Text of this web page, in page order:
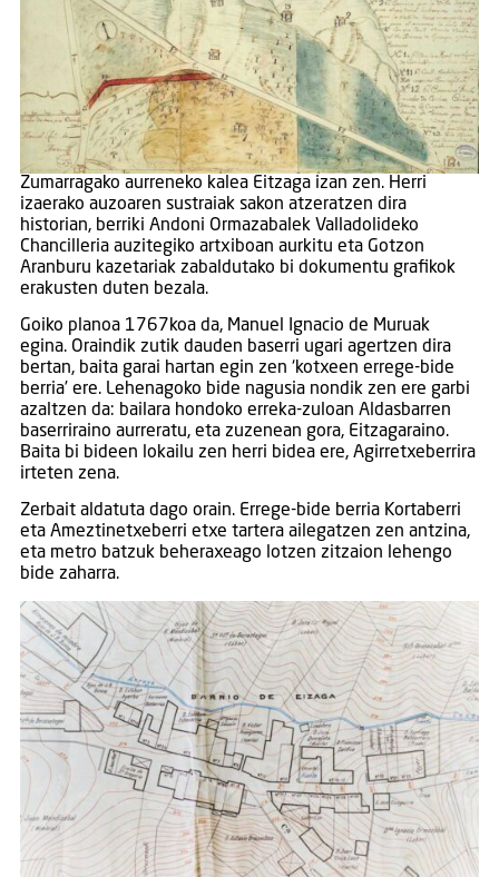
Zumarragako aurreneko kalea Eitzaga izan zen. Herri
izaerako auzoaren sustraiak sakon atzeratzen dira
historian, berriki Andoni Ormazabalek Valladolideko
Chancilleria auzitegiko artxiboan aurkitu eta Gotzon
Aranburu kazetariak zabaldutako bi dokumentu grafikok
erakusten duten bezala.
Goiko planoa 1767koa da, Manuel Ignacio de Muruak
egina. Oraindik zutik dauden baserri ugari agertzen dira
bertan, baita garai hartan egin zen ‘kotxeen errege-bide
berria’ ere. Lehenagoko bide nagusia nondik zen ere garbi
azaltzen da: bailara hondoko erreka-zuloan Aldasbarren
baserriraino aurreratu, eta zuzenean gora, Eitzagaraino.
Baita bi bideen lokailu zen herri bidea ere, Agirretxeberrira
irteten zena.
Zerbait aldatuta dago orain. Errege-bide berria Kortaberri
eta Ameztinetxeberri etxe tartera ailegatzen zen antzina,
eta metro batzuk beheraxeago lotzen zitzaion lehengo
bide zaharra.